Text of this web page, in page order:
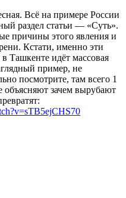
Всё на примере России
раздел статьи — «Суть».
причины этого явления и
Кстати, именно эти
Ташкенте идёт массовая
пример, не
посмотрите, там всего 1
объясняют зачем вырубают